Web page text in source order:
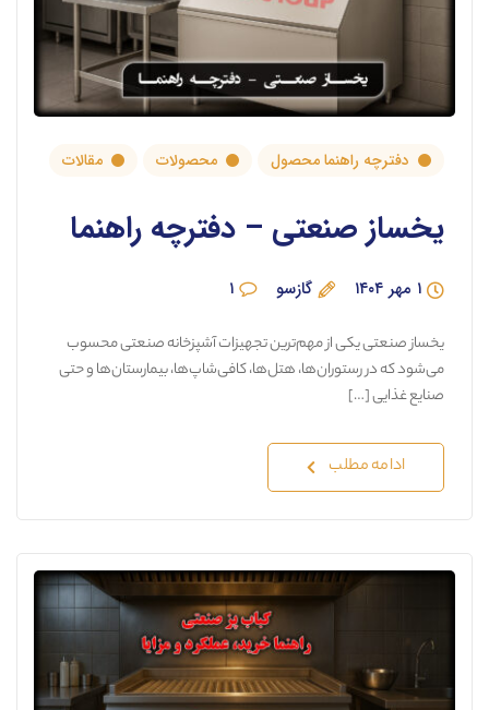
دفترچه راهنما محصول محصولات مقالات
یخساز صنعتی – دفترچه راهنما
۱ مهر ۱۴۰۴ گازسو ۱
یخساز صنعتی یکی از مهم‌ترین تجهیزات آشپزخانه صنعتی محسوب
می‌شود که در رستوران‌ها، هتل‌ها، کافی‌شاپ‌ها، بیمارستان‌ها و حتی
صنایع غذایی […]
ادامه مطلب